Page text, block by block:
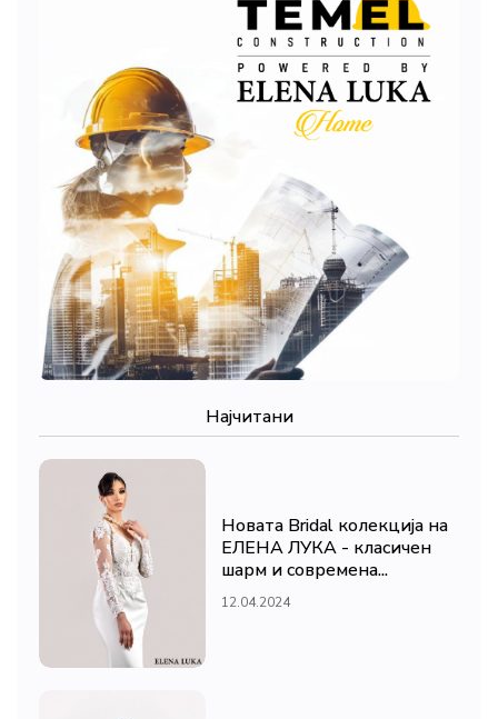
Најчитани
Новата Bridal колекција на
ЕЛЕНА ЛУКА - класичен
шарм и современа...
12.04.2024